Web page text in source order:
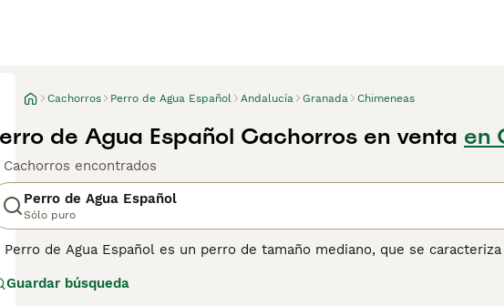
Cachorros Perro de Agua Español Andalucía Granada Chimeneas
de Agua Español Cachorros en venta en
Cachorros encontrados
Perro de Agua Español
Sólo puro
Perro de Agua Español es un perro de tamaño mediano, que se
por sus habilidades atléticas. Sin embargo, el Perro de Agua Español
Guardar búsqueda